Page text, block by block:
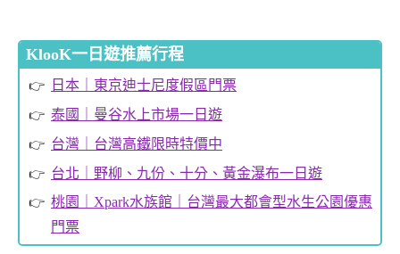
KlooK一日遊推薦行程
日本｜東京迪士尼度假區門票
泰國｜曼谷水上市場一日遊
台灣｜台灣高鐵限時特價中
台北｜野柳、九份、十分、黃金瀑布一日遊
桃園｜Xpark水族館｜台灣最大都會型水生公園優惠
門票